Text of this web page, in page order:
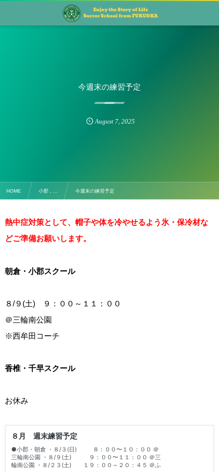
今週末の練習予定
August 7, 2025
HOME 小郡 , … 今週末の練習予定
熱中症対策として、帽子や体を冷やせるよう氷・保冷材な
どご準備お願いします。
朝倉・小郡スクール
８/９(土) ９：００～１１：００
＠三輪南公園
※西牟田コーチ
香椎・千早スクール
お休み